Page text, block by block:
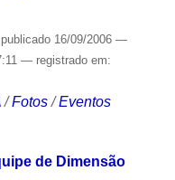
publicado16/09/2006 —
— registrado em:
/Fotos /Eventos
de Dimensão